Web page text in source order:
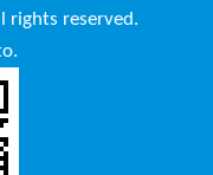
rights reserved.